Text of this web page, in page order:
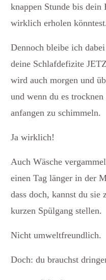
knappen Stunde bis
wirklich erholen
Dennoch bleibe ich
deine Schlafdefizite
wird auch morgen und
und wenn du es
anfangen zu schimmeln.
Ja wirklich!
Auch Wäsche
einen Tag länger in der
dass doch, kannst du sie
kurzen Spülgang stellen.
Nicht umweltfreundlich.
Doch: du brauchst